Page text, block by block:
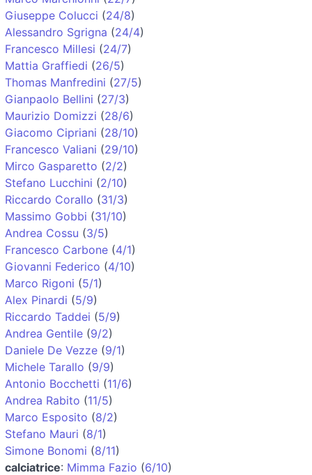
Giuseppe Colucci (24/8)
Alessandro Sgrigna (24/4)
Francesco Millesi (24/7)
Mattia Graffiedi (26/5)
Thomas Manfredini (27/5)
Gianpaolo Bellini (27/3)
Maurizio Domizzi (28/6)
Giacomo Cipriani (28/10)
Francesco Valiani (29/10)
Mirco Gasparetto (2/2)
Stefano Lucchini (2/10)
Riccardo Corallo (31/3)
Massimo Gobbi (31/10)
Andrea Cossu (3/5)
Francesco Carbone (4/1)
Giovanni Federico (4/10)
Marco Rigoni (5/1)
Alex Pinardi (5/9)
Riccardo Taddei (5/9)
Andrea Gentile (9/2)
Daniele De Vezze (9/1)
Michele Tarallo (9/9)
Antonio Bocchetti (11/6)
Andrea Rabito (11/5)
Marco Esposito (8/2)
Stefano Mauri (8/1)
Simone Bonomi (8/11)
calciatrice: Mimma Fazio (6/10)